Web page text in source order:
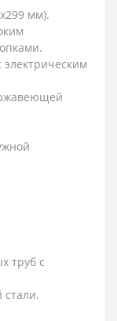
мм).
электрическим
труб с